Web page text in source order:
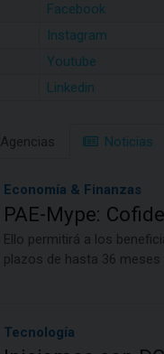
Facebook
Instagram
Youtube
Linkedin
Agencias Noticias
Economía & Finanzas
PAE-Mype:
Ello permitirá a los
plazos de hasta 36
Tecnología